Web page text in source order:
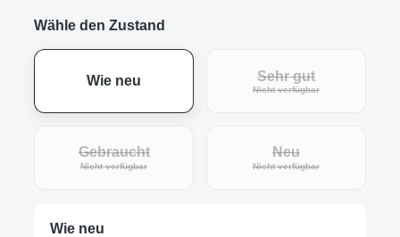
Wähle den Zustand
Wie neu Sehr gut
Nicht verfügbar(Diese Option ist
Gebraucht
Nicht verfügbar(Diese Option ist zurzeit nicht verfügbar.)
Neu
Nicht verfügbar(Diese Option ist
Wie neu